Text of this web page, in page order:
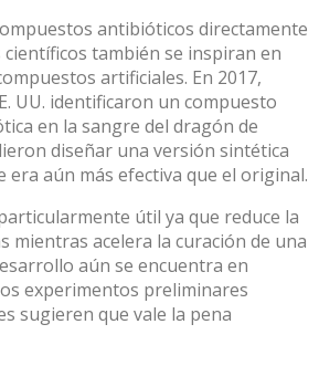
antibióticos directamente
también se inspiran en
artificiales. En 2017,
UU. identificaron un compuesto
en la sangre del dragón de
diseñar una versión sintética
era aún más efectiva que el original.
útil ya que reduce la
mientras acelera la curación de una
aún se encuentra en
experimentos preliminares
sugieren que vale la pena